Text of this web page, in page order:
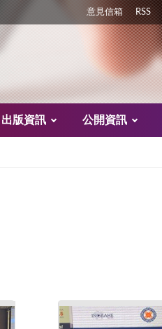
意見信箱 RSS
出版資訊 公開資訊